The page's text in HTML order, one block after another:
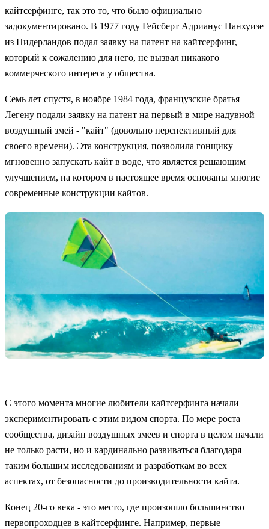
кайтсерфинге, так это то, что было официально
задокументировано. В 1977 году Гейсберт Адрианус Панхуизе
из Нидерландов подал заявку на патент на кайтсерфинг,
который к сожалению для него, не вызвал никакого
коммерческого интереса у общества.
Семь лет спустя, в ноябре 1984 года, французские братья
Легену подали заявку на патент на первый в мире надувной
воздушный змей - "кайт" (довольно перспективный для
своего времени). Эта конструкция, позволила гонщику
мгновенно запускать кайт в воде, что является решающим
улучшением, на котором в настоящее время основаны многие
современные конструкции кайтов.
С этого момента многие любители кайтсерфинга начали
экспериментировать с этим видом спорта. По мере роста
сообщества, дизайн воздушных змеев и спорта в целом начали
не только расти, но и кардинально развиваться благодаря
таким большим исследованиям и разработкам во всех
аспектах, от безопасности до производительности кайта.
Конец 20-го века - это место, где произошло большинство
первопроходцев в кайтсерфинге. Например, первые